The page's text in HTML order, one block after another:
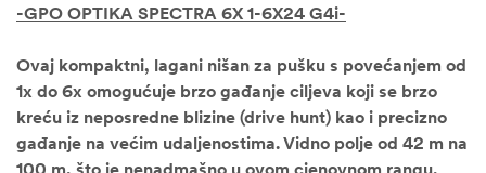
-GPO OPTIKA SPECTRA 6X 1-6X24 G4i-
Ovaj kompaktni, lagani nišan za pušku s povećanjem od
1x do 6x omogućuje brzo gađanje ciljeva koji se brzo
kreću iz neposredne blizine (drive hunt) kao i precizno
gađanje na većim udaljenostima. Vidno polje od 42 m na
100 m, što je nenadmašno u ovom cjenovnom rangu,